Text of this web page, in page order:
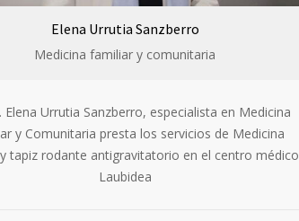
Elena Urrutia Sanzberro
Medicina familiar y comunitaria
Elena Urrutia Sanzberro, especialista en Medicina
y Comunitaria presta los servicios de Medicina
tapiz rodante antigravitatorio en el centro médico
Laubidea